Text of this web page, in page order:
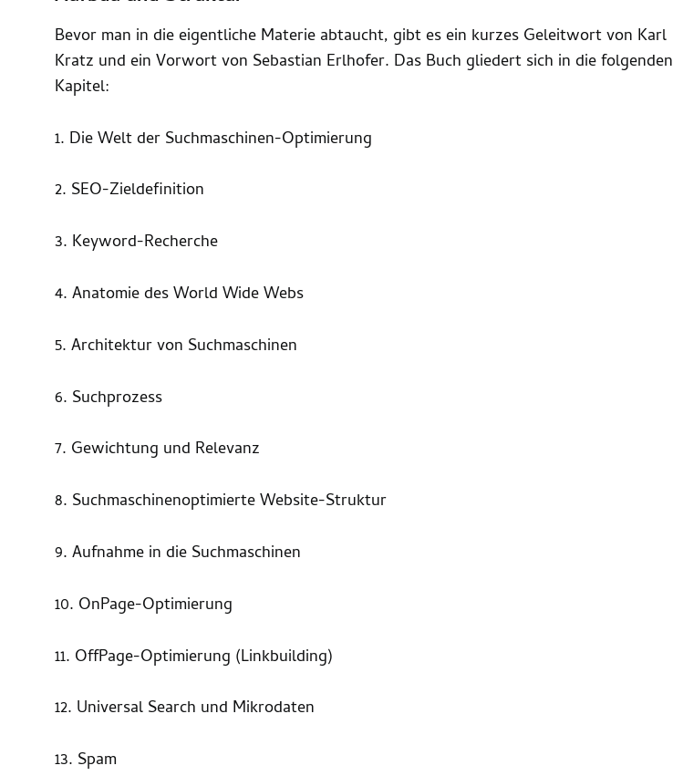
Bevor man in die eigentliche Materie abtaucht, gibt es ein kurzes Geleitwort von Karl
Kratz und ein Vorwort von Sebastian Erlhofer. Das Buch gliedert sich in die folgenden
Kapitel:
1. Die Welt der Suchmaschinen-Optimierung
2. SEO-Zieldefinition
3. Keyword-Recherche
4. Anatomie des World Wide Webs
5. Architektur von Suchmaschinen
6. Suchprozess
7. Gewichtung und Relevanz
8. Suchmaschinenoptimierte Website-Struktur
9. Aufnahme in die Suchmaschinen
10. OnPage-Optimierung
11. OffPage-Optimierung (Linkbuilding)
12. Universal Search und Mikrodaten
13. Spam